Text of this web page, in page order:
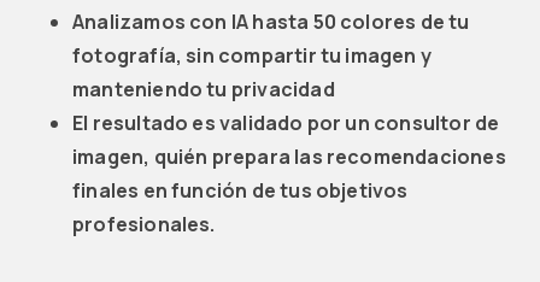
Analizamos con IA hasta 50 colores de tu
fotografía, sin compartir tu imagen y
manteniendo tu privacidad
El resultado es validado por un consultor de
imagen, quién prepara las recomendaciones
finales en función de tus objetivos
profesionales.